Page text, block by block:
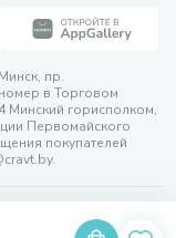
пр.
в Торговом
Минский горисполком,
Первомайского
покупателей